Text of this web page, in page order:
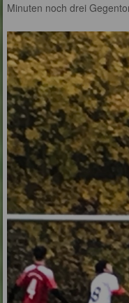
Minuten noch drei